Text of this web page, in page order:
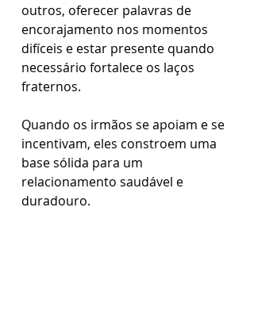
outros, oferecer palavras de
encorajamento nos momentos
difíceis e estar presente quando
necessário fortalece os laços
fraternos.
Quando os irmãos se apoiam e se
incentivam, eles constroem uma
base sólida para um
relacionamento saudável e
duradouro.